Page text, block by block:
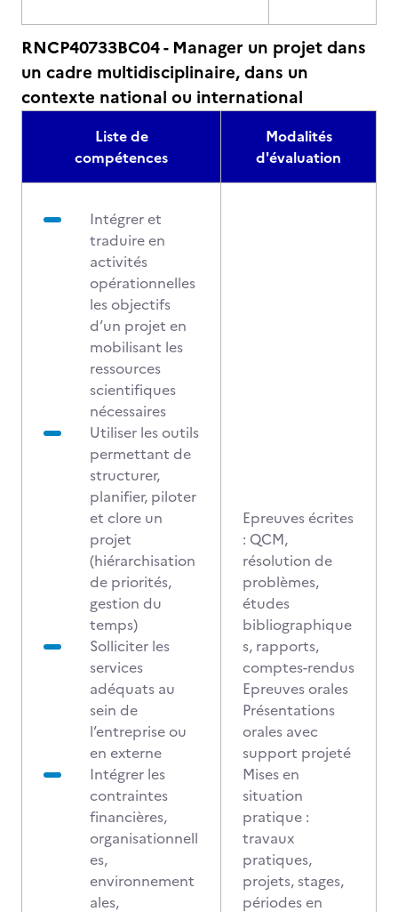
RNCP40733BC04 - Manager un projet dans
un cadre multidisciplinaire, dans un
contexte national ou international
Liste de
compétences
Modalités
d'évaluation
Intégrer et
traduire en
activités
opérationnelles
les objectifs
d’un projet en
mobilisant les
ressources
scientifiques
nécessaires
Utiliser les outils
permettant de
structurer,
planifier, piloter
et clore un
projet
(hiérarchisation
de priorités,
gestion du
temps)
Solliciter les
services
adéquats au
sein de
l’entreprise ou
en externe
Intégrer les
contraintes
financières,
organisationnell
es,
environnement
ales,
Epreuves écrites
: QCM,
résolution de
problèmes,
études
bibliographique
s, rapports,
comptes-rendus
Epreuves orales
Présentations
orales avec
support projeté
Mises en
situation
pratique :
travaux
pratiques,
projets, stages,
périodes en